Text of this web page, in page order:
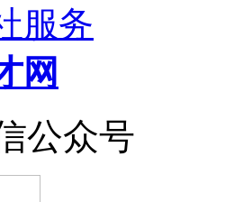
服务
网
公众号